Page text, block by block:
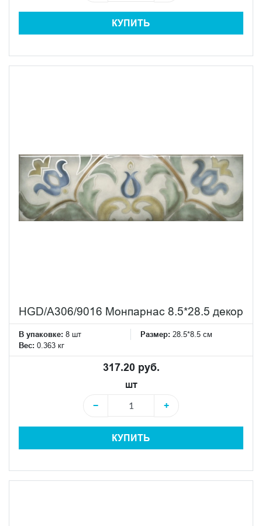
КУПИТЬ
HGD/A306/9016 Монпарнас 8.5*28.5 декор
В упаковке: 8 шт Размер: 28.5*8.5 см
Вес: 0.363 кг
317.20 руб.
шт
−
+
КУПИТЬ